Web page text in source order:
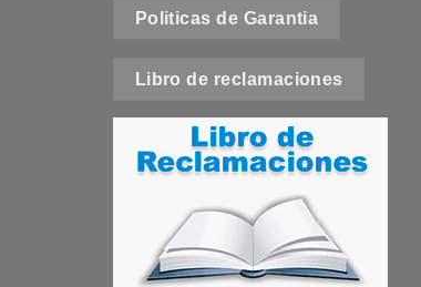
Politicas de Garantia
Libro de reclamaciones